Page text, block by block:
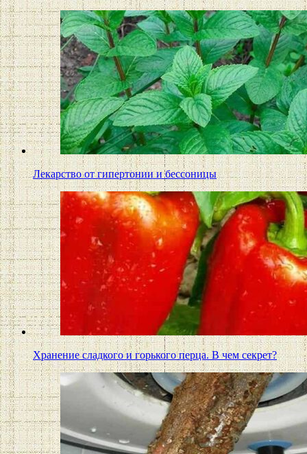
Лекарство от гипертонии и бессоницы
Хранение сладкого и горького перца. В чем секрет?